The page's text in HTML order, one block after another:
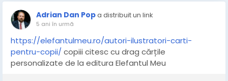
Adrian Dan Popa distribuit un link
5 ani în urmă
https://elefantulmeu.ro/autori-ilustratori-carti-
pentru-copii/ copiii citesc cu drag cărțile
personalizate de la editura Elefantul Meu